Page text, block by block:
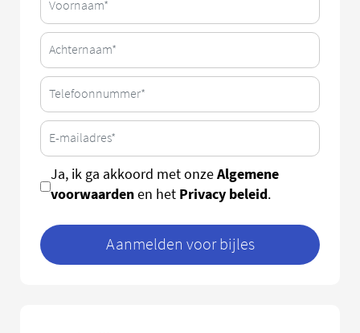
Ja, ik ga akkoord met onzeAlgemene
voorwaardenen het Privacy beleid.
Aanmelden voor bijles